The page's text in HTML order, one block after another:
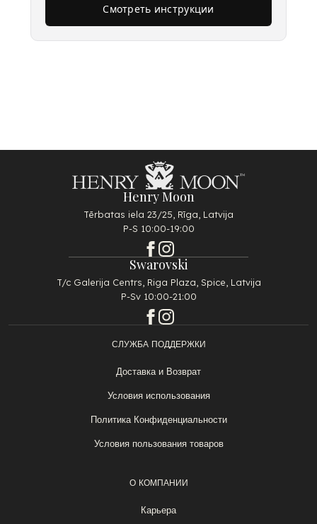
Смотреть инструкции
Henry Moon
Tērbatas iela 23/25, Rīga, Latvija
P-S 10:00-19:00
Swarovski
T/c Galerija Centrs, Riga Plaza, Spice, Latvija
P-Sv 10:00-21:00
СЛУЖБА ПОДДЕРЖКИ
Доставка и Возврат
Условия использования
Политика Конфиденциальности
Условия пользования товаров
О КОМПАНИИ
Карьера